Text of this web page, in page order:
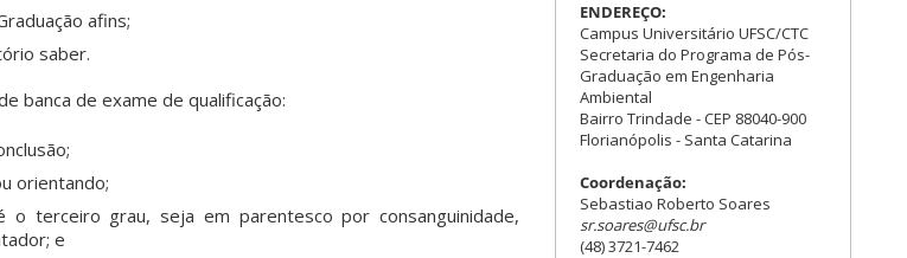
afins;
saber.
banca de exame de qualificação:
orientando;
o terceiro grau, seja em parentesco por consanguinidade,
e
ENDEREÇO:
Campus Universitário UFSC/CTC
Secretaria do Programa de Pós-
Graduação em Engenharia
Ambiental
Bairro Trindade - CEP 88040-900
Florianópolis - Santa Catarina
Coordenação:
Sebastiao Roberto Soares
sr.soares@ufsc.br
(48) 3721-7462